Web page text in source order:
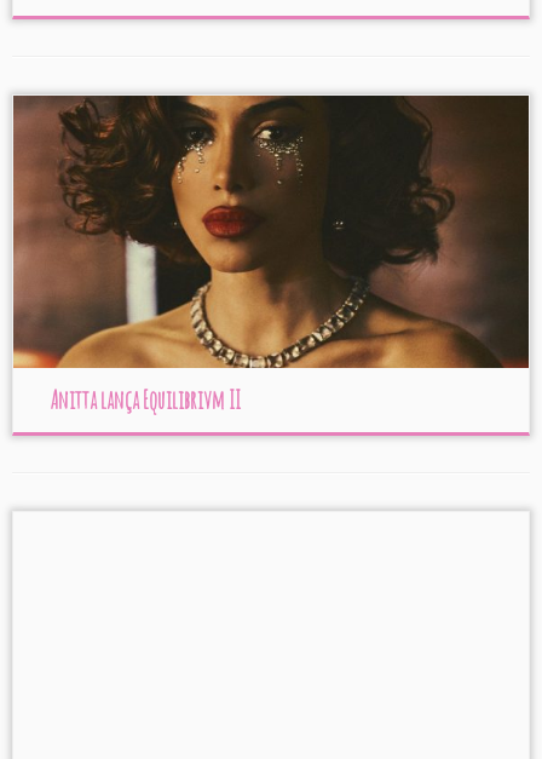
Anitta lança Equilibrivm II